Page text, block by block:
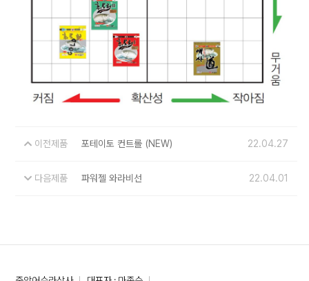
이전제품 포테이토 컨트롤 (NEW) 22.04.27
다음제품 파워젤 와라비선 22.04.01